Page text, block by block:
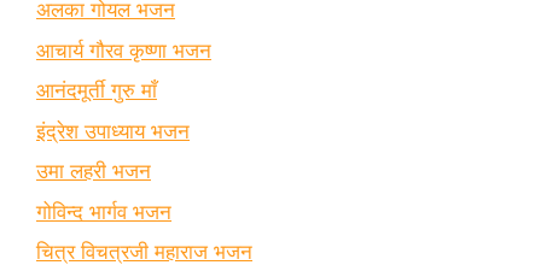
अलका गोयल भजन
आचार्य गौरव कृष्णा भजन
आनंदमूर्ती गुरु माँ
इंद्रेश उपाध्याय भजन
उमा लहरी भजन
गोविन्द भार्गव भजन
चित्र विचत्रजी महाराज भजन